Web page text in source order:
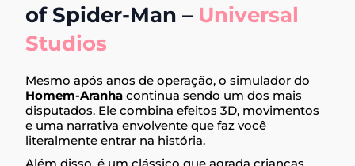
of Spider-Man – Universal
Studios
Mesmo após anos de operação, o simulador do
Homem-Aranha continua sendo um dos mais
disputados. Ele combina efeitos 3D, movimentos
e uma narrativa envolvente que faz você
literalmente entrar na história.